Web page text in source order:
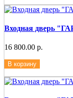
Входная дверь
16 800.00 р.
В корзину